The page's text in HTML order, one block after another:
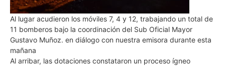
Al lugar acudieron los móviles 7, 4 y 12, trabajando un total de
11 bomberos bajo la coordinación del Sub Oficial Mayor
Gustavo Muñoz. en diálogo con nuestra emisora durante esta
mañana
Al arribar, las dotaciones constataron un proceso ígneo